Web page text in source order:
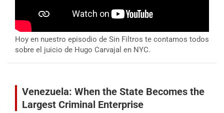
Hoy en nuestro episodio de Sin Filtros te contamos todos
sobre el juicio de Hugo Carvajal en NYC.
Venezuela: When the State Becomes the
Largest Criminal Enterprise